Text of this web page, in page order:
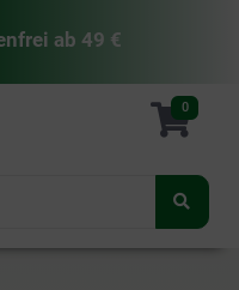
ab 49 €
0